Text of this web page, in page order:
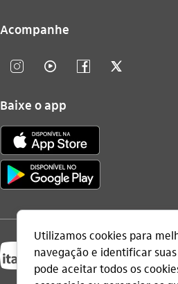
Acompanhe
instagram_outline video_outline facebook_outline twitter_outline
Baixe o app